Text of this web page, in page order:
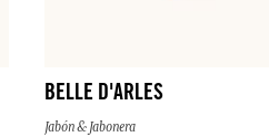
BELLE D'ARLES
Jabón & Jabonera